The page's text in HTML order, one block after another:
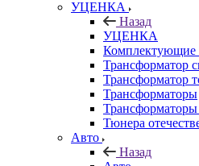
УЦЕНКА
Назад
УЦЕНКА
Комплектующие
Трансформатор
Трансформатор
Трансформаторы
Тюнера
Авто
Назад